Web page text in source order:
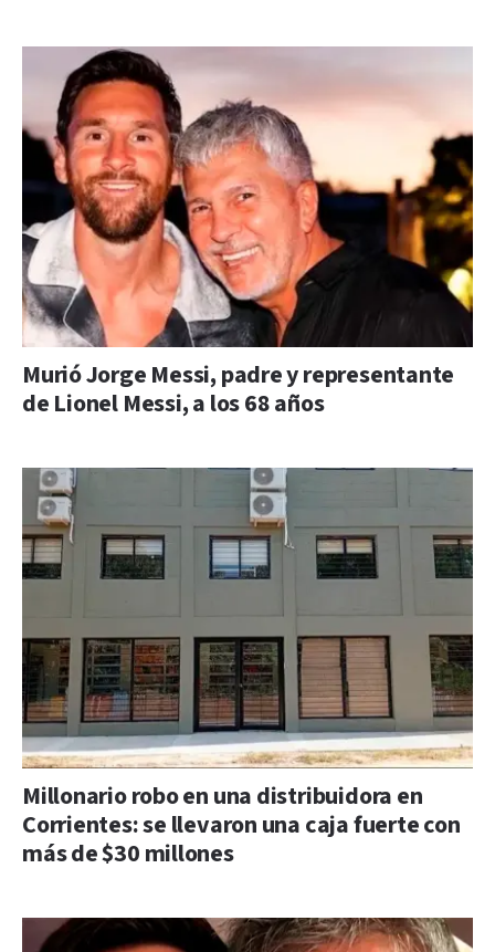
Murió Jorge Messi, padre y representante
de Lionel Messi, a los 68 años
Millonario robo en una distribuidora en
Corrientes: se llevaron una caja fuerte con
más de $30 millones